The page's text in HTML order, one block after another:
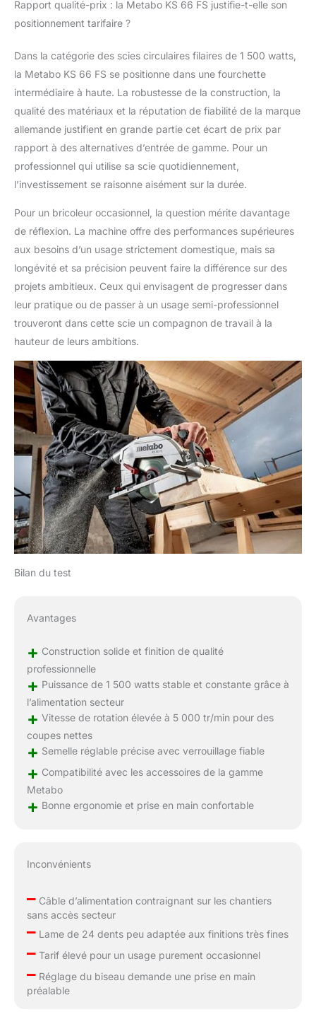
Rapport qualité-prix : la Metabo KS 66 FS justifie-t-elle son
positionnement tarifaire ?
Dans la catégorie des scies circulaires filaires de 1 500 watts,
la Metabo KS 66 FS se positionne dans une fourchette
intermédiaire à haute. La robustesse de la construction, la
qualité des matériaux et la réputation de fiabilité de la marque
allemande justifient en grande partie cet écart de prix par
rapport à des alternatives d’entrée de gamme. Pour un
professionnel qui utilise sa scie quotidiennement,
l’investissement se raisonne aisément sur la durée.
Pour un bricoleur occasionnel, la question mérite davantage
de réflexion. La machine offre des performances supérieures
aux besoins d’un usage strictement domestique, mais sa
longévité et sa précision peuvent faire la différence sur des
projets ambitieux. Ceux qui envisagent de progresser dans
leur pratique ou de passer à un usage semi-professionnel
trouveront dans cette scie un compagnon de travail à la
hauteur de leurs ambitions.
Bilan du test
Avantages
+ Construction solide et finition de qualité
professionnelle
+ Puissance de 1 500 watts stable et constante grâce à
l’alimentation secteur
+ Vitesse de rotation élevée à 5 000 tr/min pour des
coupes nettes
+ Semelle réglable précise avec verrouillage fiable
+ Compatibilité avec les accessoires de la gamme
Metabo
+ Bonne ergonomie et prise en main confortable
Inconvénients
–Câble d’alimentation contraignant sur les chantiers
sans accès secteur
–Lame de 24 dents peu adaptée aux finitions très fines
–Tarif élevé pour un usage purement occasionnel
–Réglage du biseau demande une prise en main
préalable